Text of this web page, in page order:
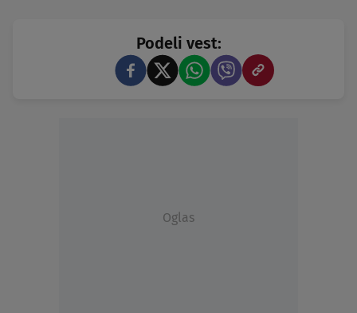
Podeli vest:
Oglas